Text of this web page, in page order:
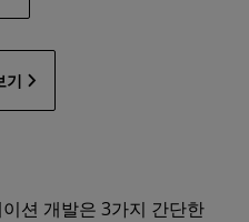
기
션 개발은 3가지 간단한